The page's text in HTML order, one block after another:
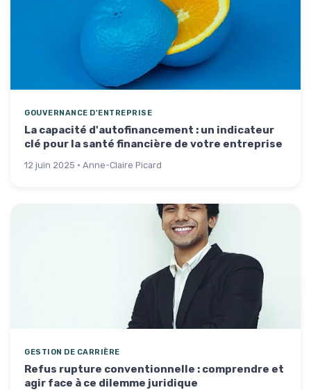
GOUVERNANCE D'ENTREPRISE
La capacité d'autofinancement : un indicateur
clé pour la santé financière de votre entreprise
12 juin 2025 · Anne-Claire Picard
GESTION DE CARRIÈRE
Refus rupture conventionnelle : comprendre et
agir face à ce dilemme juridique